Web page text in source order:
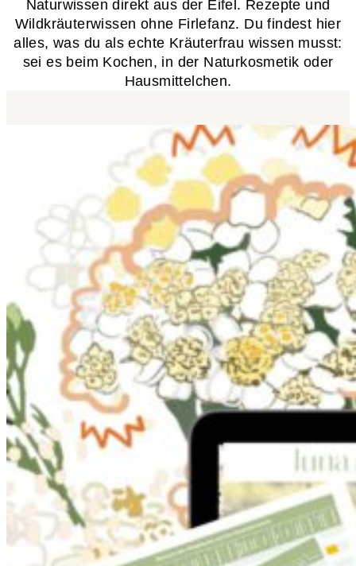
Naturwissen direkt aus der Eifel. Rezepte und
Wildkräuterwissen ohne Firlefanz. Du findest hier
alles, was du als echte Kräuterfrau wissen musst:
sei es beim Kochen, in der Naturkosmetik oder
Hausmittelchen.